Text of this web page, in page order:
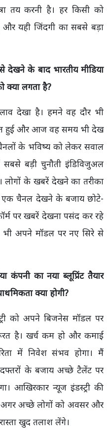
तय करनी है। हर किसी को
यही जिंदगी का सबसे बड़ा
से देखने के बाद भारतीय मीडिया
क्या लगता है?
देखा है। हमने वह दौर भी
हुई और आज वह समय भी देख
के भविष्य को लेकर सवाल
बड़ी चुनौती इंडिविजुअल
लोगों के खबरें देखने का तरीका
चैनल देखने के बजाय छोटे-
पर खबरें देखना पसंद कर रहे
भी अपने मॉडल पर नए सिरे से
का नया ब्लूप्रिंट तैयार
क्या होगी?
को अपने बिजनेस मॉडल पर
है। खर्च कम हो और कमाई
में निवेश संभव होगा। मैं
के बजाय अच्छे टैलेंट पर
आखिरकार न्यूज इंडस्ट्री की
अच्छे लोगों को अवसर और
खुद तलाश लेंगे।